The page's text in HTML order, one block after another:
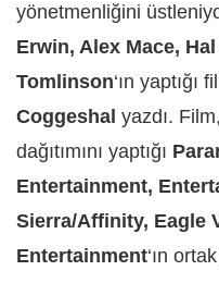
yönetmenliğini
Erwin, Alex Mace,
Tomlinson‘ın yaptığı
Coggeshal yazdı. Film,
dağıtımını yaptığı
Entertainment,
Sierra/Affinity, Eagle
Entertainment‘ın